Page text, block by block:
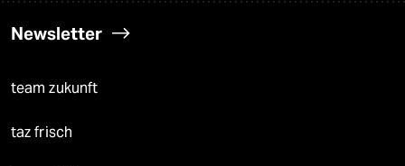
Newsletter
team zukunft
taz frisch